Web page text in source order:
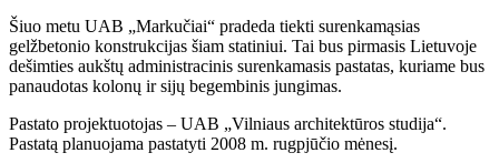
Šiuo metu UAB „Markučiai“ pradeda tiekti surenkamąsias
gelžbetonio konstrukcijas šiam statiniui. Tai bus pirmasis Lietuvoje
dešimties aukštų administracinis surenkamasis pastatas, kuriame bus
panaudotas kolonų ir sijų begembinis jungimas.
Pastato projektuotojas – UAB „Vilniaus architektūros studija“.
Pastatą planuojama pastatyti 2008 m. rugpjūčio mėnesį.